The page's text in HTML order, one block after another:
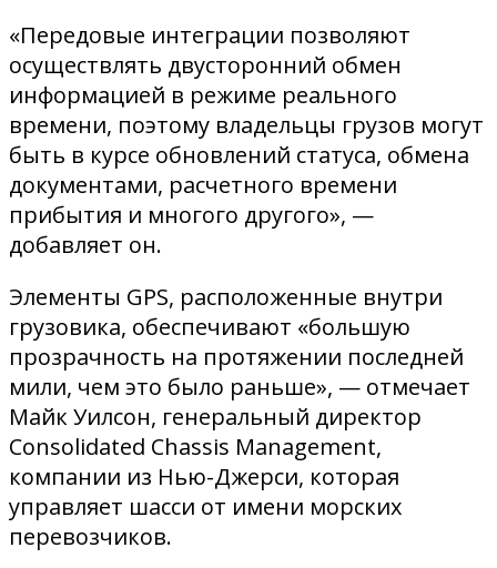
«Передовые интеграции позволяют
осуществлять двусторонний обмен
информацией в режиме реального
времени, поэтому владельцы грузов могут
быть в курсе обновлений статуса, обмена
документами, расчетного времени
прибытия и многого другого», —
добавляет он.
Элементы GPS, расположенные внутри
грузовика, обеспечивают «большую
прозрачность на протяжении последней
мили, чем это было раньше», — отмечает
Майк Уилсон, генеральный директор
Consolidated Chassis Management,
компании из Нью-Джерси, которая
управляет шасси от имени морских
перевозчиков.